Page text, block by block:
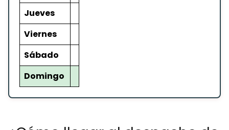
Jueves
Viernes
Sábado
Domingo